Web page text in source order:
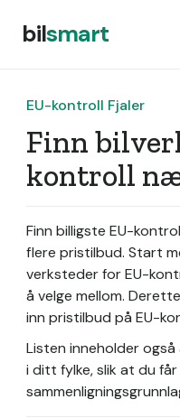
bilsmart
EU-kontroll Fjaler
Finn
kontroll
Finn billigste EU-
flere pristilbud. Start
verksteder for EU-
å velge mellom.
inn pristilbud på EU-
Listen inneholder
i ditt fylke, slik at du